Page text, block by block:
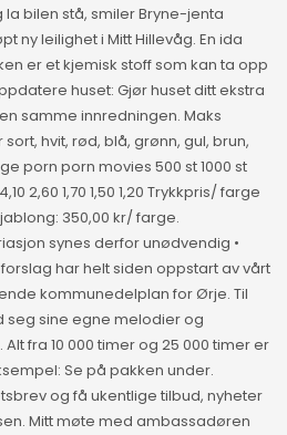
bilen stå, smiler Bryne-jenta
ny leilighet i Mitt Hillevåg. En ida
er et kjemisk stoff som kan ta opp
huset: Gjør huset ditt ekstra
samme innredningen. Maks
sort, hvit, rød, blå, grønn, gul, brun,
porn porn movies 500 st 1000 st
2,60 1,70 1,50 1,20 Trykkpris/ farge
350,00 kr/ farge.
synes derfor unødvendig •
har helt siden oppstart av vårt
kommunedelplan for Ørje. Til
seg sine egne melodier og
fra 10 000 timer og 25 000 timer er
Se på pakken under.
og få ukentlige tilbud, nyheter
Mitt møte med ambassadøren